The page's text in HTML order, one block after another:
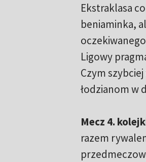
Ekstraklasa
beniaminka,
Ligowy
Czym
łodzianom w
Mecz 4.
razem